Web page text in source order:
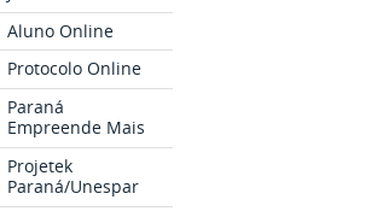
Aluno Online
Protocolo Online
Paraná
Empreende Mais
Projetek
Paraná/Unespar